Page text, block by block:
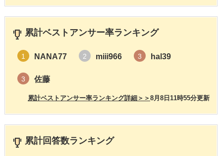
累計ベストアンサー率ランキング
1 NANA77 2 miii966 3 hal39
3 佐藤
8月8日11時55分更新
累計ベストアンサー率ランキング詳細＞＞
累計回答数ランキング